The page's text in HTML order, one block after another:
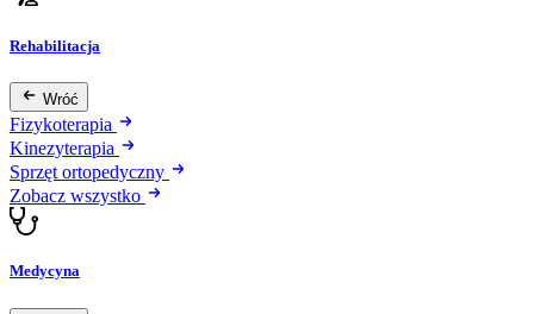
Rehabilitacja
Wróć
Fizykoterapia
Kinezyterapia
Sprzęt ortopedyczny
Zobacz wszystko
Medycyna